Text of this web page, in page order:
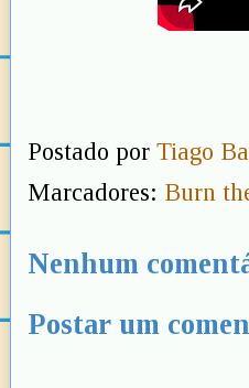
Postado por Tiago
Marcadores: Burn
Nenhum
Postar um